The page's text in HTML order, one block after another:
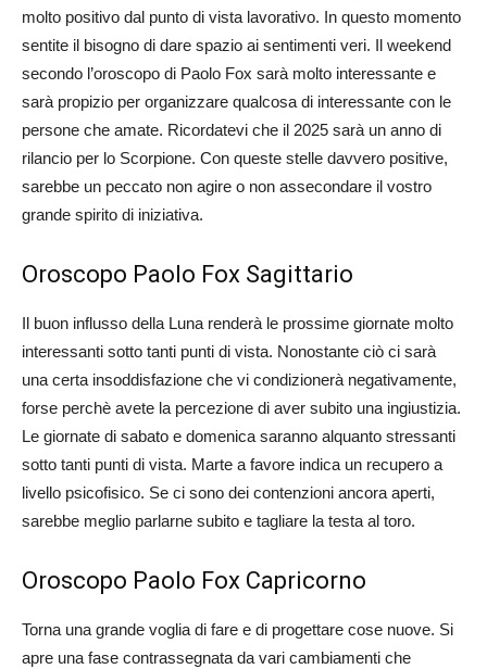
molto positivo dal punto di vista lavorativo. In questo momento
sentite il bisogno di dare spazio ai sentimenti veri. Il weekend
secondo l’oroscopo di Paolo Fox sarà molto interessante e
sarà propizio per organizzare qualcosa di interessante con le
persone che amate. Ricordatevi che il 2025 sarà un anno di
rilancio per lo Scorpione. Con queste stelle davvero positive,
sarebbe un peccato non agire o non assecondare il vostro
grande spirito di iniziativa.
Oroscopo Paolo Fox Sagittario
Il buon influsso della Luna renderà le prossime giornate molto
interessanti sotto tanti punti di vista. Nonostante ciò ci sarà
una certa insoddisfazione che vi condizionerà negativamente,
forse perchè avete la percezione di aver subito una ingiustizia.
Le giornate di sabato e domenica saranno alquanto stressanti
sotto tanti punti di vista. Marte a favore indica un recupero a
livello psicofisico. Se ci sono dei contenzioni ancora aperti,
sarebbe meglio parlarne subito e tagliare la testa al toro.
Oroscopo Paolo Fox Capricorno
Torna una grande voglia di fare e di progettare cose nuove. Si
apre una fase contrassegnata da vari cambiamenti che